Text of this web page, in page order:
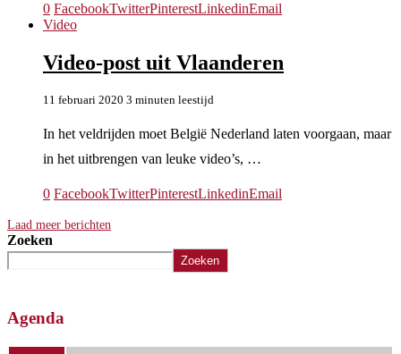
0 FacebookTwitterPinterestLinkedinEmail
Video
Video-post uit Vlaanderen
11 februari 2020 3 minuten leestijd
In het veldrijden moet België Nederland laten voorgaan, maar
in het uitbrengen van leuke video’s, …
0 FacebookTwitterPinterestLinkedinEmail
Laad meer berichten
Zoeken
Zoeken
Agenda